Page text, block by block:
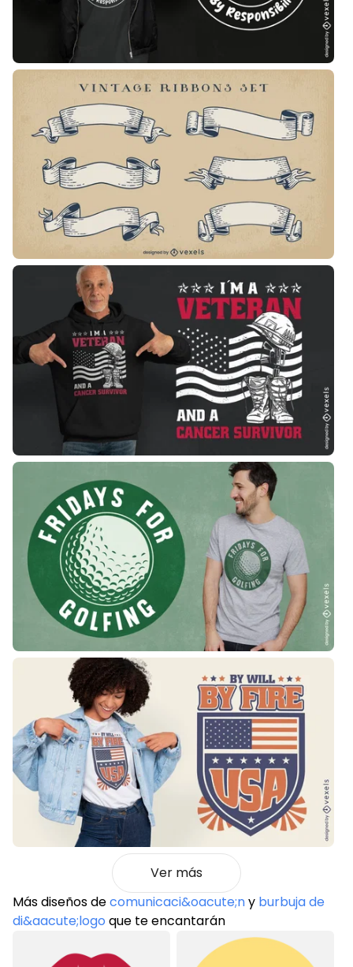
Ver más
Más diseños decomunicaci&oacute;ny burbuja de
di&aacute;logo que te encantarán